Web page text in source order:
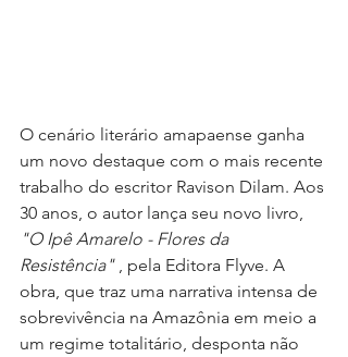
O cenário literário amapaense ganha
um novo destaque com o mais recente
trabalho do escritor Ravison Dilam. Aos
30 anos, o autor lança seu novo livro,
"O Ipê Amarelo - Flores da
Resistência" , pela Editora Flyve. A
obra, que traz uma narrativa intensa de
sobrevivência na Amazônia em meio a
um regime totalitário, desponta não